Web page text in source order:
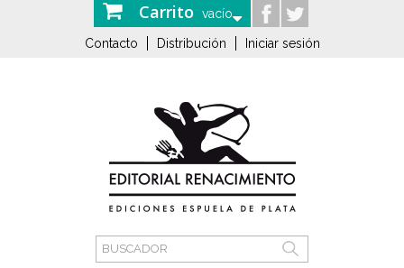
Carrito vacío
Contacto Distribución Iniciar sesión